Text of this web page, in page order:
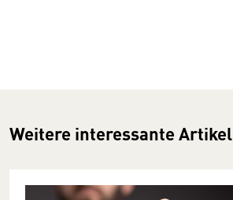
Weitere interessante Artikel